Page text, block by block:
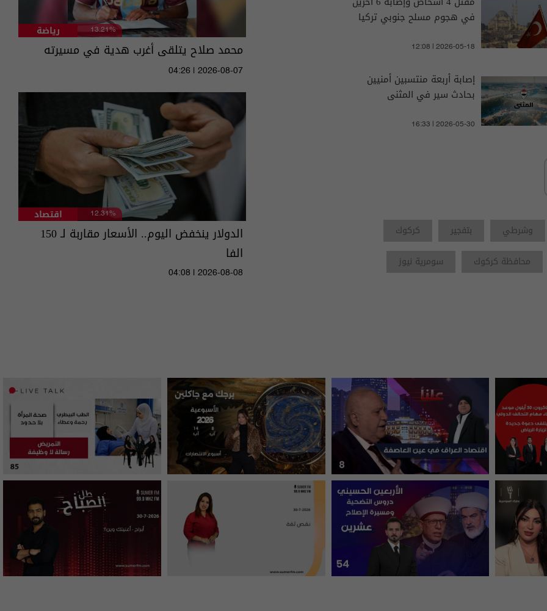
في هجوم مسلح جنوبي تركيا
12:08 | 2026-05-18
إصابة أربعة منتسبين أمنيين
بحادث سير في المثنى
16:33 | 2026-05-30
وشرطي بتفجير
كركوك
محافظة كركوك
سومرية نيوز
رياضة 13.21%
محمد صلاح يتلقى أغرب هدية في مسيرته
04:26 | 2026-08-07
اقتصاد 12.31%
الدولار ينخفض اليوم.. الأسعار مقاربة لـ 150
الفا
04:08 | 2026-08-08